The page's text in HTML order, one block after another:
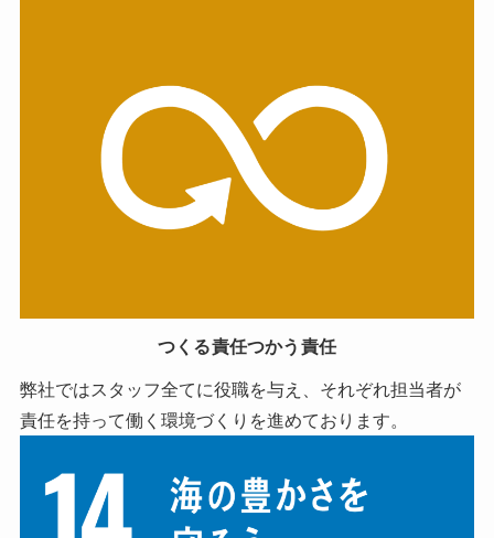
つくる責任つかう責任
弊社ではスタッフ全てに役職を与え、それぞれ担当者が
責任を持って働く環境づくりを進めております。